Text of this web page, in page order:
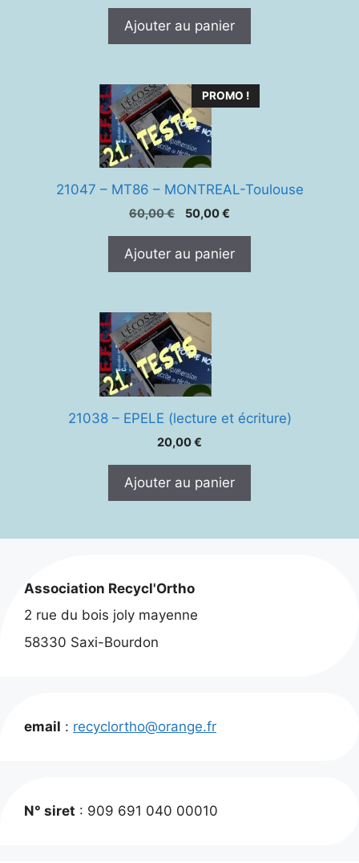
Ajouter au panier
PROMO !
21047 – MT86 – MONTREAL-Toulouse
60,00€
Le
était :
50,00€
Ajouter au panier
21038 – EPELE (lecture et écriture)
20,00€
Ajouter au panier
Association Recycl'Ortho
2 rue du bois joly mayenne
58330 Saxi-Bourdon
email : recyclortho@orange.fr
N° siret : 909 691 040 00010